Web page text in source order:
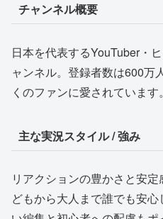
チャンネル概要
日本を代表するYouTuber・
ャンネル。登録者数は600万
くのファンに愛されています。
主な実況スタイル / 強み
リアクションの豊かさと安
どもから大人まで誰でも安